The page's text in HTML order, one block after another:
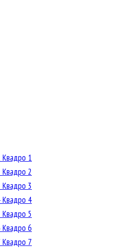
Квадро 1
Квадро 2
Квадро 3
Квадро 4
Квадро 5
Квадро 6
Квадро 7